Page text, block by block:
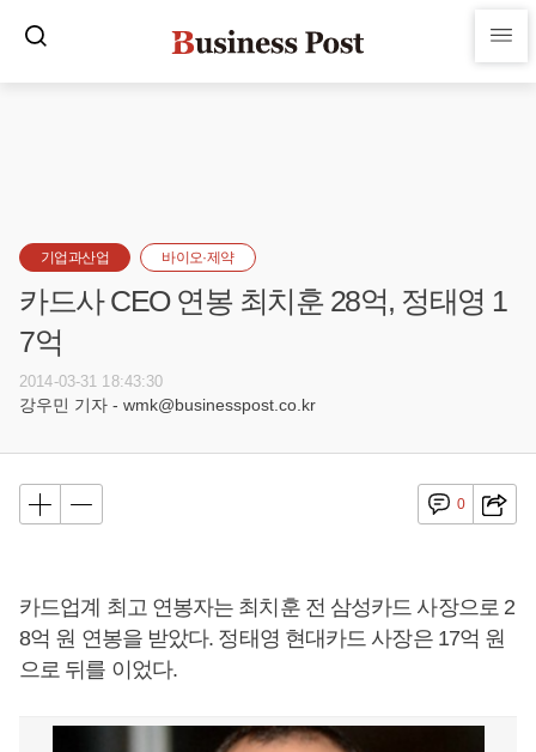
기업과산업 바이오·제약
카드사 CEO 연봉 최치훈 28억, 정태영 1
7억
2014-03-31 18:43:30
강우민 기자 - wmk@businesspost.co.kr
0
카드업계 최고 연봉자는 최치훈 전 삼성카드 사장으로 2
8억 원 연봉을 받았다. 정태영 현대카드 사장은 17억 원
으로 뒤를 이었다.